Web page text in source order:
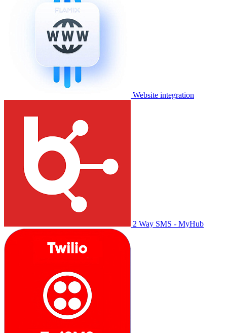
Website integration
2 Way SMS - MyHub